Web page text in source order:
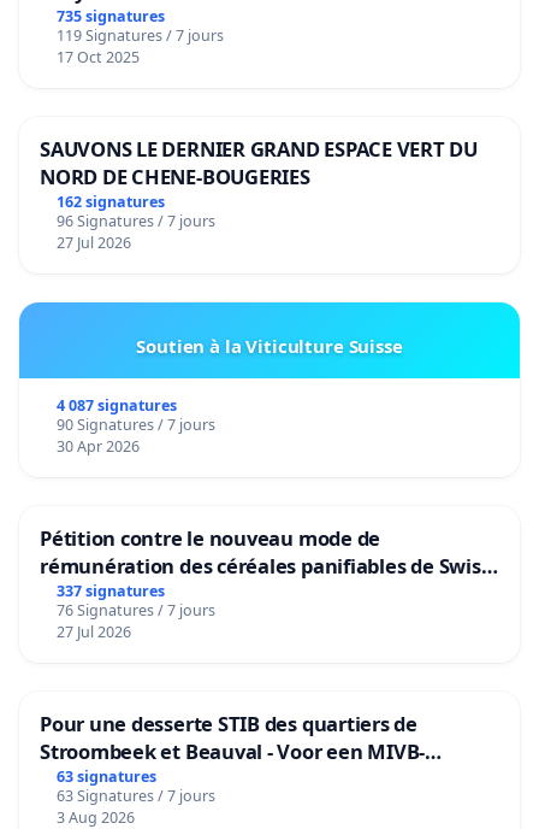
de notre territoire »
735 signatures
119 Signatures / 7 jours
17 Oct 2025
SAUVONS LE DERNIER GRAND ESPACE VERT DU
NORD DE CHENE-BOUGERIES
162 signatures
96 Signatures / 7 jours
27 Jul 2026
Soutien à la Viticulture Suisse
4 087 signatures
90 Signatures / 7 jours
30 Apr 2026
Pétition contre le nouveau mode de
rémunération des céréales panifiables de Swiss
granum basé sur la teneur en protéines
337 signatures
76 Signatures / 7 jours
27 Jul 2026
Pour une desserte STIB des quartiers de
Stroombeek et Beauval - Voor een MIVB-
bediening van de wijken Strombeek en Het
Voor
63 signatures
63 Signatures / 7 jours
3 Aug 2026